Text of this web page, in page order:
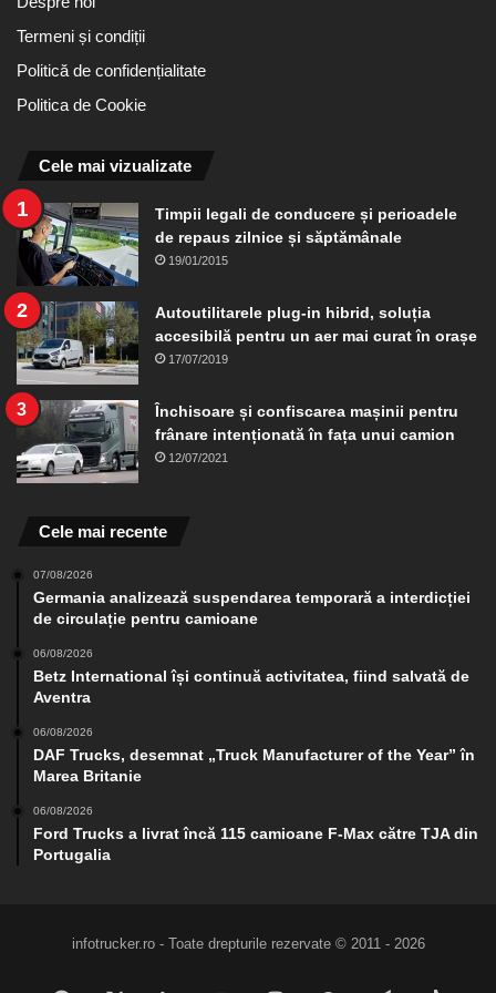
Termeni și condiții
Politică de confidențialitate
Politica de Cookie
Cele mai vizualizate
Timpii legali de conducere și perioadele
de repaus zilnice și săptămânale
19/01/2015
Autoutilitarele plug-in hibrid, soluția
accesibilă pentru un aer mai curat în orașe
17/07/2019
Închisoare și confiscarea mașinii pentru
frânare intenționată în fața unui camion
12/07/2021
Cele mai recente
07/08/2026
Germania analizează suspendarea temporară a interdicției
de circulație pentru camioane
06/08/2026
Betz International își continuă activitatea, fiind salvată de
Aventra
06/08/2026
DAF Trucks, desemnat „Truck Manufacturer of the Year” în
Marea Britanie
06/08/2026
Ford Trucks a livrat încă 115 camioane F-Max către TJA din
Portugalia
infotrucker.ro - Toate drepturile rezervate © 2011 - 2026